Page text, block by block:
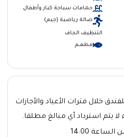
حمامات سباحة كبار وأطفال
صالة رياضية (جيم)
التنظيف الجاف
مطعــم
خلال فترات الأعياد والأجازات
لا يتم استرداد أي مبالغ مطلقا.
14:00